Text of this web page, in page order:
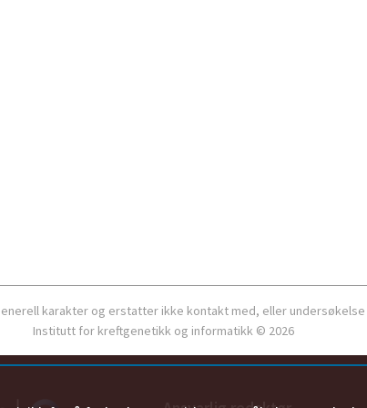
karakter og erstatter ikke kontakt med, eller
Institutt for kreftgenetikk og informatikk © 2026